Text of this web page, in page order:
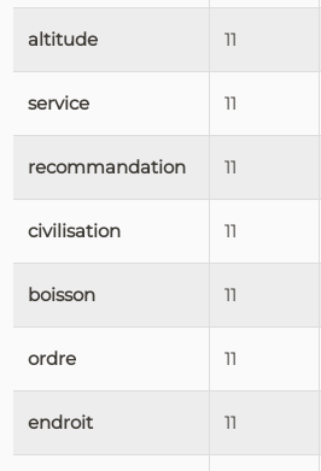
altitude 11
service 11
recommandation 11
civilisation 11
boisson 11
ordre 11
endroit 11